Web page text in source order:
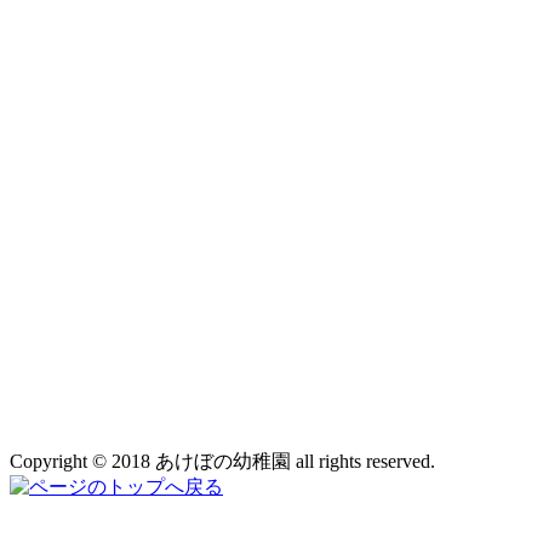
Copyright © 2018 あけぼの幼稚園 all rights reserved.